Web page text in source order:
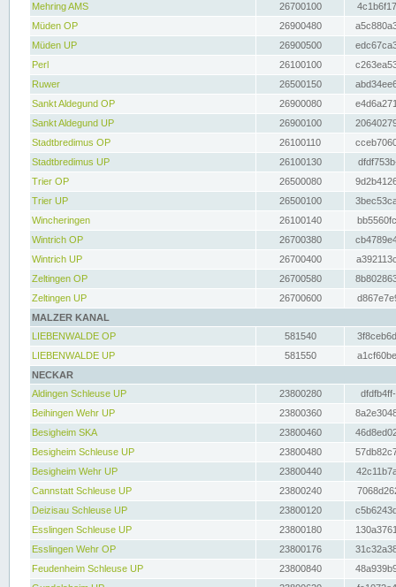
Mehring AMS
26700100
Müden OP
26900480
Müden UP
26900500
Perl
26100100
Ruwer
26500150
Sankt Aldegund OP
26900080
Sankt Aldegund UP
26900100
Stadtbredimus OP
26100110
Stadtbredimus UP
26100130
Trier OP
26500080
Trier UP
26500100
Wincheringen
26100140
Wintrich OP
26700380
Wintrich UP
26700400
Zeltingen OP
26700580
Zeltingen UP
26700600
MALZER KANAL
LIEBENWALDE OP
581540
LIEBENWALDE UP
581550
NECKAR
Aldingen Schleuse UP
23800280
Beihingen Wehr UP
23800360
Besigheim SKA
23800460
Besigheim Schleuse UP
23800480
Besigheim Wehr UP
23800440
Cannstatt Schleuse UP
23800240
Deizisau Schleuse UP
23800120
Esslingen Schleuse UP
23800180
Esslingen Wehr OP
23800176
Feudenheim Schleuse UP
23800840